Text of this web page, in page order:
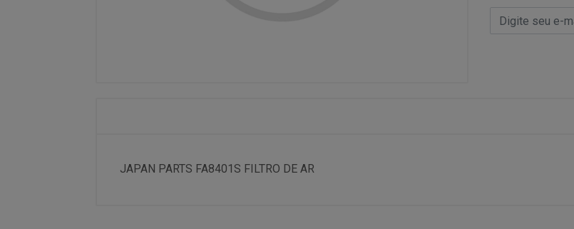
JAPAN PARTS FA8401S FILTRO DE AR